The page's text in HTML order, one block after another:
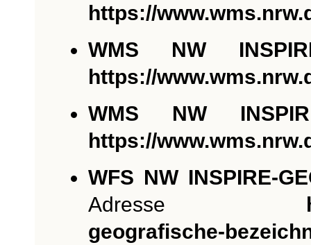
https://
WMS NW
https://
WMS NW
https://
WFS NW INSPIRE-
Adresse
geografische-